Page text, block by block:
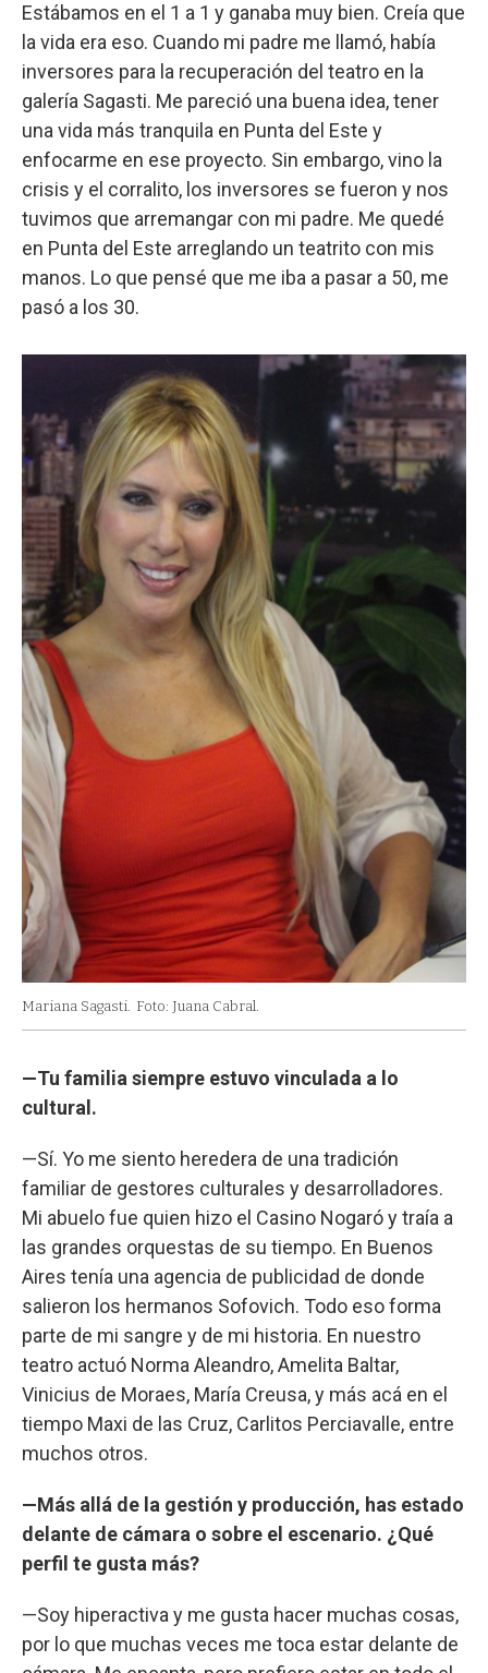
Estábamos en el 1 a 1 y ganaba muy bien. Creía que
la vida era eso. Cuando mi padre me llamó, había
inversores para la recuperación del teatro en la
galería Sagasti. Me pareció una buena idea, tener
una vida más tranquila en Punta del Este y
enfocarme en ese proyecto. Sin embargo, vino la
crisis y el corralito, los inversores se fueron y nos
tuvimos que arremangar con mi padre. Me quedé
en Punta del Este arreglando un teatrito con mis
manos. Lo que pensé que me iba a pasar a 50, me
pasó a los 30.
Mariana Sagasti. Foto: Juana Cabral.
—Tu familia siempre estuvo vinculada a lo
cultural.
—Sí. Yo me siento heredera de una tradición
familiar de gestores culturales y desarrolladores.
Mi abuelo fue quien hizo el Casino Nogaró y traía a
las grandes orquestas de su tiempo. En Buenos
Aires tenía una agencia de publicidad de donde
salieron los hermanos Sofovich. Todo eso forma
parte de mi sangre y de mi historia. En nuestro
teatro actuó Norma Aleandro, Amelita Baltar,
Vinicius de Moraes, María Creusa, y más acá en el
tiempo Maxi de las Cruz, Carlitos Perciavalle, entre
muchos otros.
—Más allá de la gestión y producción, has estado
delante de cámara o sobre el escenario. ¿Qué
perfil te gusta más?
—Soy hiperactiva y me gusta hacer muchas cosas,
por lo que muchas veces me toca estar delante de